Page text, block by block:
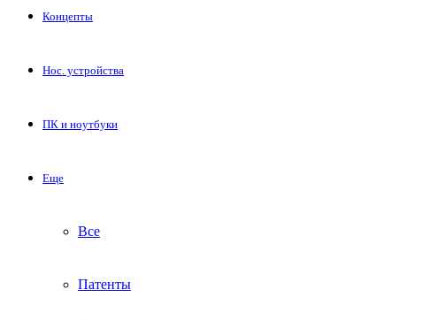
Концепты
Нос. устройства
ПК и ноутбуки
Еще
Все
Патенты